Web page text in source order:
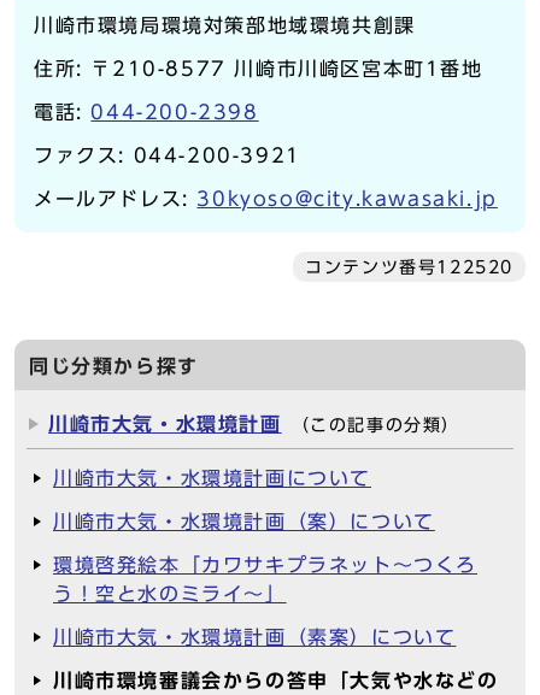
川崎市環境局環境対策部地域環境共創課
住所: 〒210-8577 川崎市川崎区宮本町1番地
電話: 044-200-2398
ファクス: 044-200-3921
メールアドレス: 30kyoso@city.kawasaki.jp
コンテンツ番号122520
同じ分類から探す
川崎市大気・水環境計画 （この記事の分類）
川崎市大気・水環境計画について
川崎市大気・水環境計画（案）について
環境啓発絵本「カワサキプラネット～つくろ
う！空と水のミライ～」
川崎市大気・水環境計画（素案）について
川崎市環境審議会からの答申「大気や水などの